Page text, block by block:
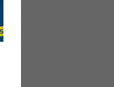
presilhas reforçadas anti-rasgo.